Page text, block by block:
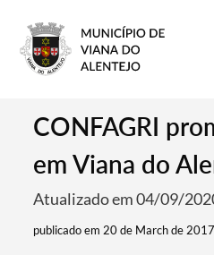
CONFAGRI
em Viana do
Atualizado em 04/09/
publicado em 20 de March de 2017